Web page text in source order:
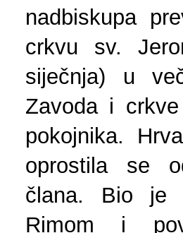
nadbiskupa
crkvu sv.
siječnja) u
Zavoda i
pokojnika.
oprostila se
člana. Bio je
Rimom i